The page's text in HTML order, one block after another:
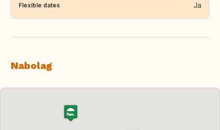
Flexible dates Ja
Nabolag